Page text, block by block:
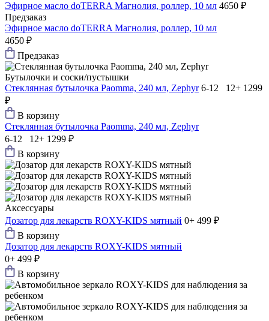
Эфирное масло doTERRA Магнолия, роллер, 10 мл 4650 ₽
Предзаказ
Эфирное масло doTERRA Магнолия, роллер, 10 мл
4650 ₽
Предзаказ
Бутылочки и соски/пустышки
Стеклянная бутылочка Paomma, 240 мл, Zephyr 6-12 12+ 1299
₽
В корзину
Стеклянная бутылочка Paomma, 240 мл, Zephyr
6-12 12+ 1299 ₽
В корзину
Аксессуары
Дозатор для лекарств ROXY-KIDS мятный 0+ 499 ₽
В корзину
Дозатор для лекарств ROXY-KIDS мятный
0+ 499 ₽
В корзину